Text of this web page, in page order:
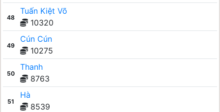
48
Tuấn Kiệt Võ
10320
49
Cún Cún
10275
50
Thanh
8763
51
Hà
8539